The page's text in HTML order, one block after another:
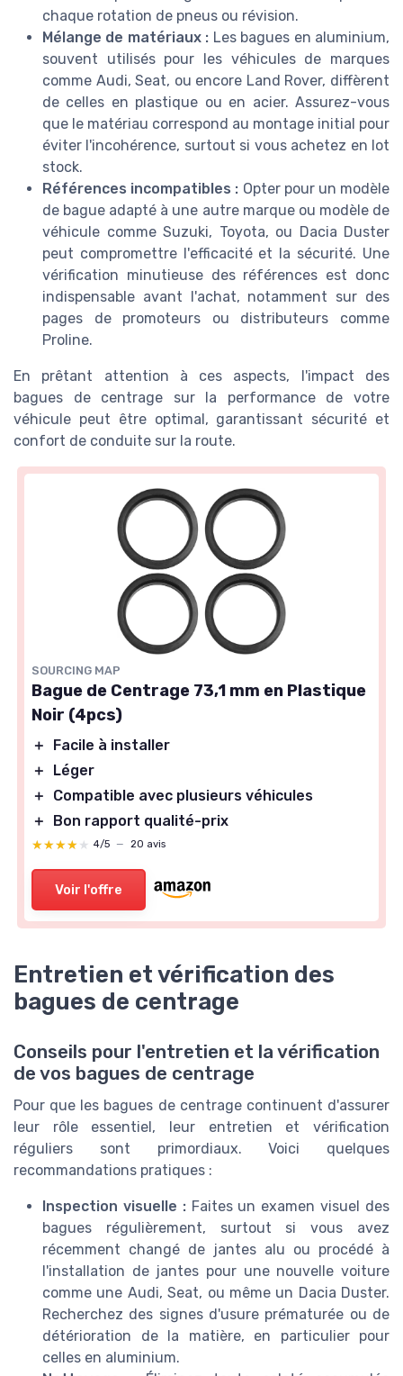
chaque rotation de pneus ou révision.
Mélange de matériaux : Les bagues en aluminium,
souvent utilisés pour les véhicules de marques
comme Audi, Seat, ou encore Land Rover, diffèrent
de celles en plastique ou en acier. Assurez-vous
que le matériau correspond au montage initial pour
éviter l'incohérence, surtout si vous achetez en lot
stock.
Références incompatibles : Opter pour un modèle
de bague adapté à une autre marque ou modèle de
véhicule comme Suzuki, Toyota, ou Dacia Duster
peut compromettre l'efficacité et la sécurité. Une
vérification minutieuse des références est donc
indispensable avant l'achat, notamment sur des
pages de promoteurs ou distributeurs comme
Proline.
En prêtant attention à ces aspects, l'impact des
bagues de centrage sur la performance de votre
véhicule peut être optimal, garantissant sécurité et
confort de conduite sur la route.
SOURCING MAP
Bague de Centrage 73,1 mm en Plastique
Noir (4pcs)
＋
Facile à installer
＋
Léger
＋
Compatible avec plusieurs véhicules
＋
Bon rapport qualité-prix
★★★★★
★★★★★ 4/5 — 20 avis
Voir l'offre
Entretien et vérification des
bagues de centrage
Conseils pour l'entretien et la vérification
de vos bagues de centrage
Pour que les bagues de centrage continuent d'assurer
leur rôle essentiel, leur entretien et vérification
réguliers sont primordiaux. Voici quelques
recommandations pratiques :
Inspection visuelle : Faites un examen visuel des
bagues régulièrement, surtout si vous avez
récemment changé de jantes alu ou procédé à
l'installation de jantes pour une nouvelle voiture
comme une Audi, Seat, ou même un Dacia Duster.
Recherchez des signes d'usure prématurée ou de
détérioration de la matière, en particulier pour
celles en aluminium.